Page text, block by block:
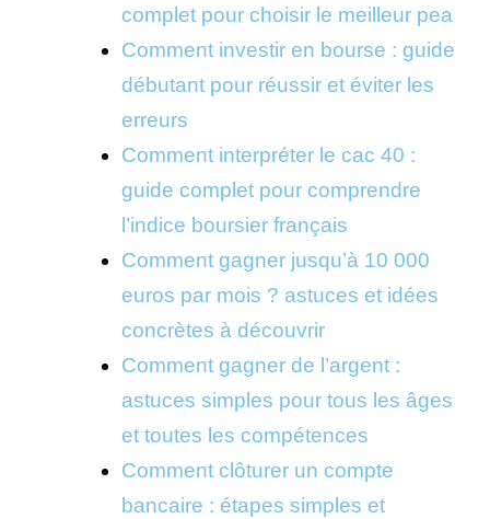
complet pour choisir le meilleur pea
Comment investir en bourse : guide
débutant pour réussir et éviter les
erreurs
Comment interpréter le cac 40 :
guide complet pour comprendre
l’indice boursier français
Comment gagner jusqu’à 10 000
euros par mois ? astuces et idées
concrètes à découvrir
Comment gagner de l’argent :
astuces simples pour tous les âges
et toutes les compétences
Comment clôturer un compte
bancaire : étapes simples et